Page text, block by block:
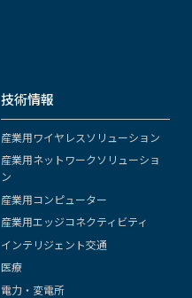
技術情報
産業用ワイヤレスソリューション
産業用ネットワークソリューショ
ン
産業用コンピューター
産業用エッジコネクティビティ
インテリジェント交通
医療
電力・変電所